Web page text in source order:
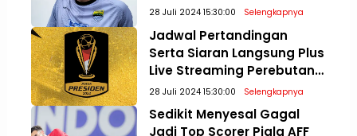
28 Juli 2024 15:30:00 Selengkapnya
Jadwal Pertandingan
Serta Siaran Langsung Plus
Live Streaming Perebutan
Posisi Tiga dan Final Piala
Presiden 2024
28 Juli 2024 15:30:00 Selengkapnya
Sedikit Menyesal Gagal
Jadi Top Scorer Piala AFF